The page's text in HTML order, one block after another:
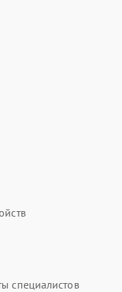
специалистов